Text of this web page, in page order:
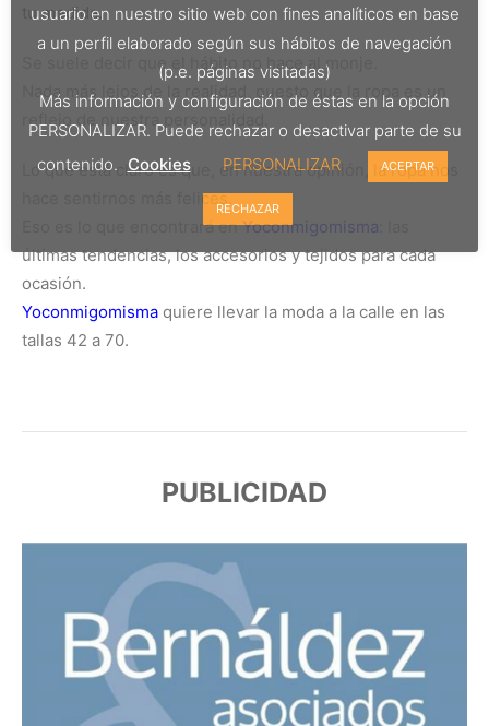
tu medida.
Se suele decir que el hábito no hace al monje.
Nada más lejos de la realidad, puesto que la ropa es un
Lo que está claro es que, en nuestra opinión, la ropa nos
hace sentirnos más felices.
Eso es lo que encontrará enYoconmigomisma
últimas tendencias, los accesorios y tejidos para cada
ocasión.
Yoconmigomisma quiere llevar la moda a la calle en las
tallas 42 a 70.
PUBLICIDAD
usuario en nuestro sitio web con fines analíticos en base
a un perfil elaborado según sus hábitos de navegación
(p.e. páginas visitadas)
Más información y configuración de éstas en la opción
PERSONALIZAR. Puede rechazar o desactivar parte de su
contenido. Cookies PERSONALIZAR ACEPTAR
RECHAZAR